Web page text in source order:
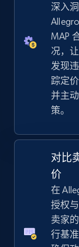
eBay -
specified
URL,
Seller
more.
2.5K+
eBay -
URL,
Seller
more.
2.5K+
深入
MAP
况，
发现
踪定
并主
策。
对比
价
在
授权
卖家
行基准